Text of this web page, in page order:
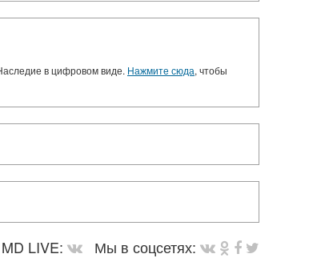
в цифровом виде. Нажмите сюда, чтобы
MD LIVE:
Мы в соцсетях: